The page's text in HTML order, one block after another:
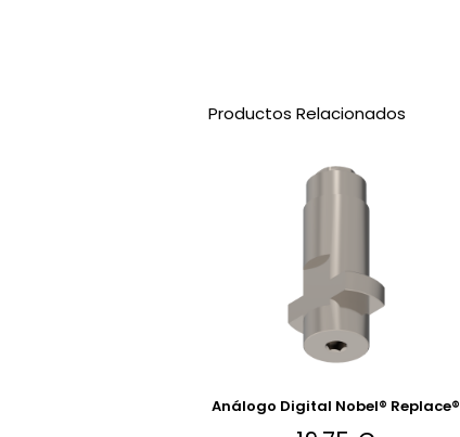
Productos Relacionados
Análogo Digital Nobel® Replace®